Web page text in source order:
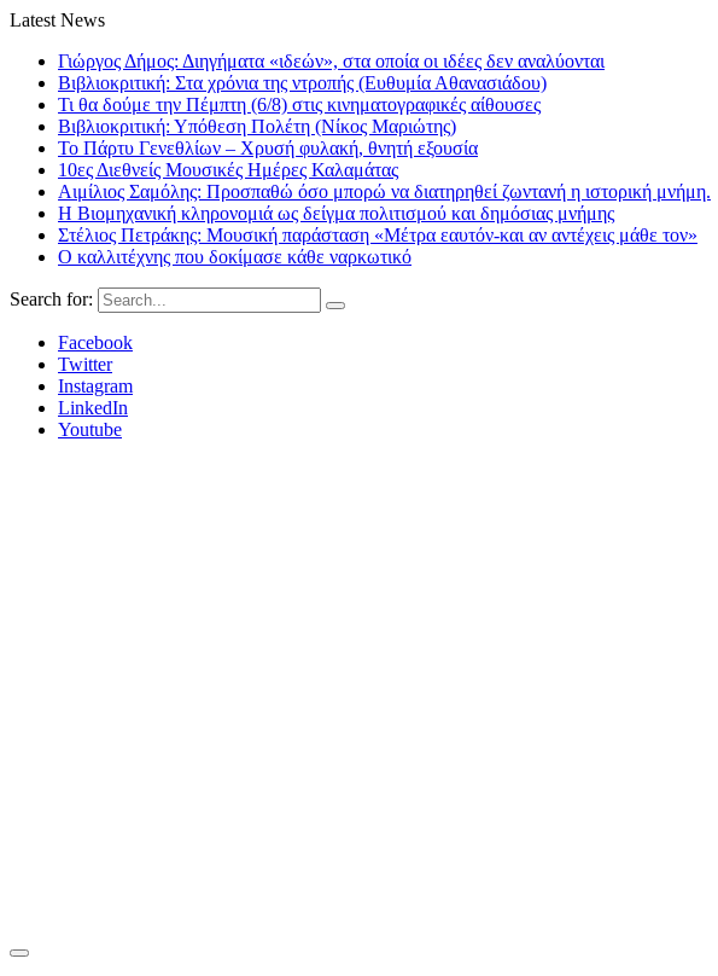
Latest News
Γιώργος Δήμος: Διηγήματα «ιδεών», στα οποία οι ιδέες δεν αναλύονται
Βιβλιοκριτική: Στα χρόνια της ντροπής (Ευθυμία Αθανασιάδου)
Τι θα δούμε την Πέμπτη (6/8) στις κινηματογραφικές αίθουσες
Βιβλιοκριτική: Υπόθεση Πολέτη (Νίκος Μαριώτης)
Το Πάρτυ Γενεθλίων – Χρυσή φυλακή, θνητή εξουσία
10ες Διεθνείς Μουσικές Ημέρες Καλαμάτας
Αιμίλιος Σαμόλης: Προσπαθώ όσο μπορώ να διατηρηθεί ζωντανή η ιστορική μνήμη.
Η Βιομηχανική κληρονομιά ως δείγμα πολιτισμού και δημόσιας μνήμης
Στέλιος Πετράκης: Μουσική παράσταση «Μέτρα εαυτόν-και αν αντέχεις μάθε τον»
Ο καλλιτέχνης που δοκίμασε κάθε ναρκωτικό
Search for:
Facebook
Twitter
Instagram
LinkedIn
Youtube